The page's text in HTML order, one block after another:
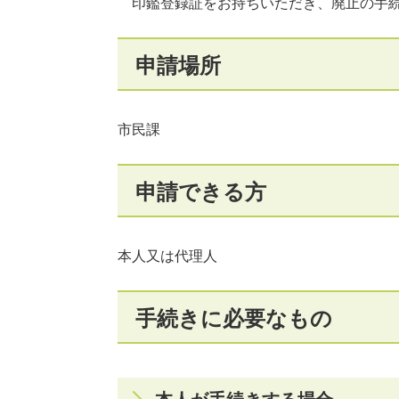
印鑑登録証をお持ちいただき、廃止の手
申請場所
市民課
申請できる方
本人又は代理人
手続きに必要なもの